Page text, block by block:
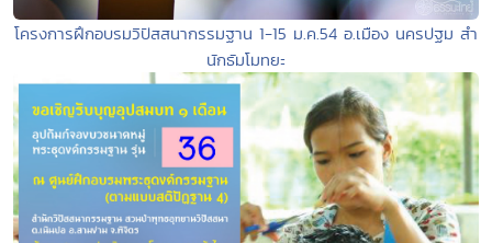
โครงการฝึกอบรมวิปัสสนากรรมฐาน 1-15 ม.ค.54 อ.เมือง นครปฐม สำ
นักธัมโมทยะ